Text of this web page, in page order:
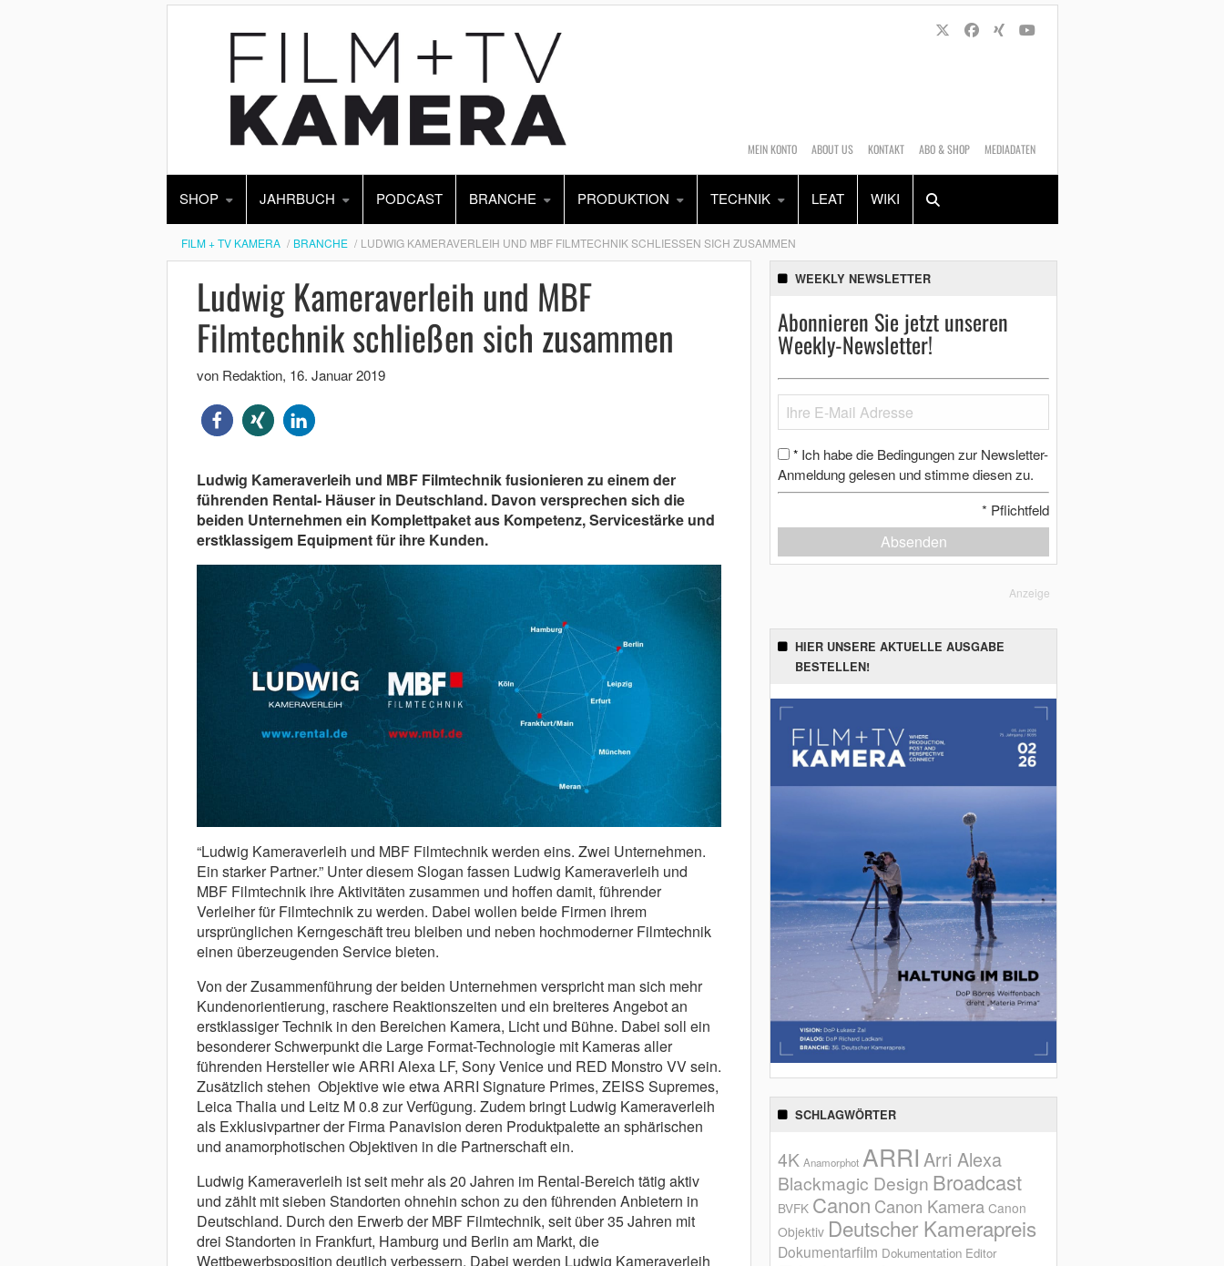
MEIN KONTO ABOUT US KONTAKT ABO & SHOP MEDIADATEN
SHOP JAHRBUCH PODCAST BRANCHE PRODUKTION TECHNIK LEAT WIKI
Alles Shop
FILM + TV KAMERA BRANCHE LUDWIG KAMERAVERLEIH UND MBF FILMTECHNIK SCHLIESSEN SICH ZUSAMMEN
Ludwig Kameraverleih und MBF
Filmtechnik schließen sich zusammen
von Redaktion, 16. Januar 2019
Ludwig Kameraverleih und MBF Filmtechnik fusionieren zu einem der
führenden Rental- Häuser in Deutschland. Davon versprechen sich die
beiden Unternehmen ein Komplettpaket aus Kompetenz, Servicestärke und
erstklassigem Equipment für ihre Kunden.
“Ludwig Kameraverleih und MBF Filmtechnik werden eins. Zwei Unternehmen.
Ein starker Partner.” Unter diesem Slogan fassen Ludwig Kameraverleih und
MBF Filmtechnik ihre Aktivitäten zusammen und hoffen damit, führender
Verleiher für Filmtechnik zu werden. Dabei wollen beide Firmen ihrem
ursprünglichen Kerngeschäft treu bleiben und neben hochmoderner Filmtechnik
einen überzeugenden Service bieten.
Von der Zusammenführung der beiden Unternehmen verspricht man sich mehr
Kundenorientierung, raschere Reaktionszeiten und ein breiteres Angebot an
erstklassiger Technik in den Bereichen Kamera, Licht und Bühne. Dabei soll ein
besonderer Schwerpunkt die Large Format-Technologie mit Kameras aller
führenden Hersteller wie ARRI Alexa LF, Sony Venice und RED Monstro VV sein.
Zusätzlich stehen Objektive wie etwa ARRI Signature Primes, ZEISS Supremes,
Leica Thalia und Leitz M 0.8 zur Verfügung. Zudem bringt Ludwig Kameraverleih
als Exklusivpartner der Firma Panavision deren Produktpalette an sphärischen
und anamorphotischen Objektiven in die Partnerschaft ein.
Ludwig Kameraverleih ist seit mehr als 20 Jahren im Rental-Bereich tätig aktiv
und zählt mit sieben Standorten ohnehin schon zu den führenden Anbietern in
Deutschland. Durch den Erwerb der MBF Filmtechnik, seit über 35 Jahren mit
drei Standorten in Frankfurt, Hamburg und Berlin am Markt, die
Wettbewerbsposition deutlich verbessern. Dabei werden Ludwig Kameraverleih
WEEKLY NEWSLETTER
Abonnieren Sie jetzt unseren
Weekly-Newsletter!
* Ich habe die Bedingungen zur Newsletter-
Anmeldung gelesen und stimme diesen zu.
* Pflichtfeld
Absenden
Anzeige
HIER UNSERE AKTUELLE AUSGABE
BESTELLEN!
SCHLAGWÖRTER
4K Anamorphot ARRI Arri Alexa
Blackmagic Design Broadcast
BVFK Canon Canon Kamera Canon
Objektiv Deutscher Kamerapreis
Dokumentarfilm Dokumentation Editor